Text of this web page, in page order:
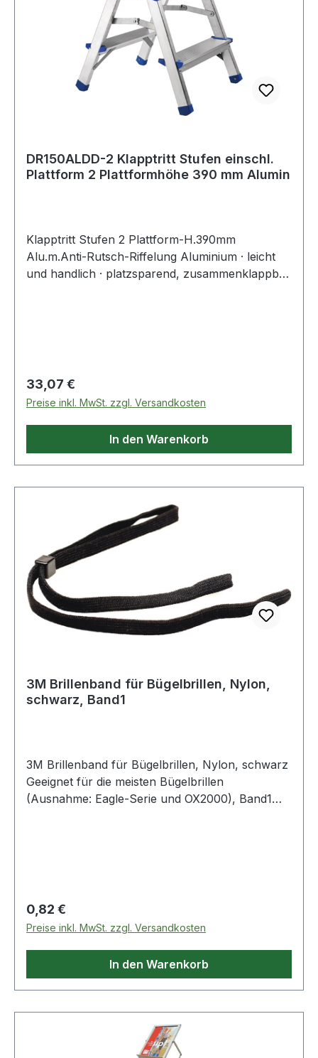
DR150ALDD-2 Klapptritt Stufen einschl.
Plattform 2 Plattformhöhe 390 mm Alumin
Klapptritt Stufen 2 Plattform-H.390mm
Alu.m.Anti-Rutsch-Riffelung Aluminium · leicht
und handlich · platzsparend, zusammenklappbar
Regulärer Preis:
33,07 €
Preise inkl. MwSt. zzgl. Versandkosten
In den Warenkorb
3M Brillenband für Bügelbrillen, Nylon,
schwarz, Band1
3M Brillenband für Bügelbrillen, Nylon, schwarz
Geeignet für die meisten Bügelbrillen
(Ausnahme: Eagle-Serie und OX2000), Band1
Regulärer Preis:
0,82 €
Preise inkl. MwSt. zzgl. Versandkosten
In den Warenkorb